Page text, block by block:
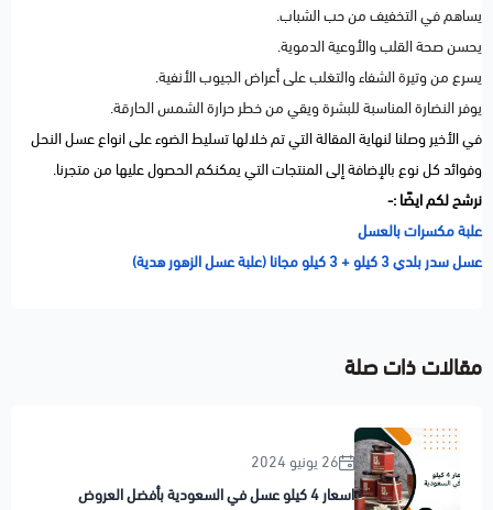
يساهم في التخفيف من حب الشباب.
يحسن صحة القلب والأوعية الدموية.
يسرع من وتيرة الشفاء والتغلب على أعراض الجيوب الأنفية.
يوفر النضارة المناسبة للبشرة ويقي من خطر حرارة الشمس الحارقة.
في الأخير وصلنا لنهاية المقالة التي تم خلالها تسليط الضوء على انواع عسل النحل
وفوائد كل نوع بالإضافة إلى المنتجات التي يمكنكم الحصول عليها من متجرنا.
نرشح لكم ايضًا :-
علبة مكسرات بالعسل
عسل سدر بلدي 3 كيلو + 3 كيلو مجانا (علبة عسل الزهور هدية)
مقالات ذات صلة
26 يونيو 2024
اسعار 4 كيلو عسل في السعودية بأفضل العروض